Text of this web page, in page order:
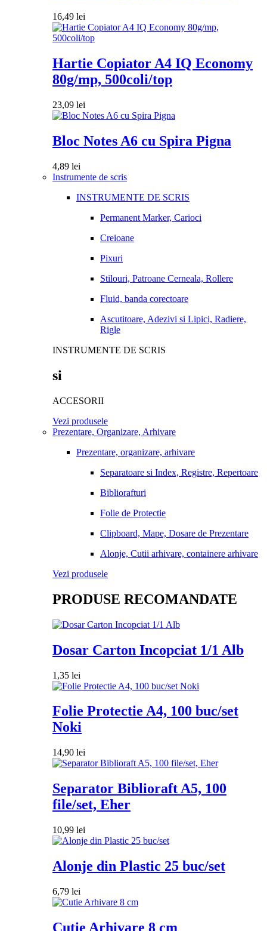
16,49 lei
Hartie Copiator A4 IQ Economy
80g/mp, 500coli/top
23,09 lei
Bloc Notes A6 cu Spira Pigna
4,89 lei
Instrumente de scris
INSTRUMENTE DE SCRIS
Permanent Marker, Carioci
Creioane
Pixuri
Stilouri, Patroane Cerneala, Rollere
Fluid, banda corectoare
Ascutitoare, Adezivi si Lipici, Radiere,
Rigle
INSTRUMENTE DE SCRIS
si
ACCESORII
Vezi produsele
Prezentare, Organizare, Arhivare
Prezentare, organizare, arhivare
Separatoare si Index, Registre, Repertoare
Bibliorafturi
Folie de Protectie
Clipboard, Mape, Dosare de Prezentare
Alonje, Cutii arhivare, containere arhivare
Vezi produsele
PRODUSE RECOMANDATE
Dosar Carton Incopciat 1/1 Alb
1,35 lei
Folie Protectie A4, 100 buc/set
Noki
14,90 lei
Separator Biblioraft A5, 100
file/set, Eher
10,99 lei
Alonje din Plastic 25 buc/set
6,79 lei
Cutie Arhivare 8 cm